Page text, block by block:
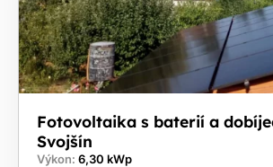
Fotovoltaika s baterií a
Svojšín
Výkon: 6,30 kWp